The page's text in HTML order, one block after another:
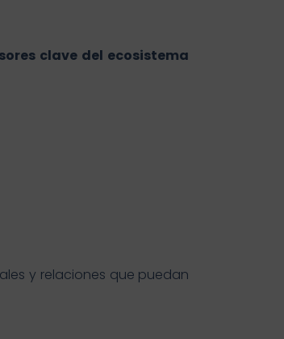
clave del ecosistema
y relaciones que puedan